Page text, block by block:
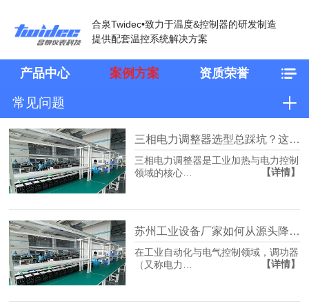
合泉Twidec•致力于温度&控制器的研发制造
提供配套温控系统解决方案
产品中心 案例方案 资质荣誉
常见问题
三相电力调整器选型总踩坑？这份厂家直沟通用清单请收好
三相电力调整器是工业加热与电力控制
领域的核心…
【详情】
苏州工业设备厂家如何从源头降低产线温控不准停机风险？
在工业自动化与电气控制领域，调功器
（又称电力…
【详情】